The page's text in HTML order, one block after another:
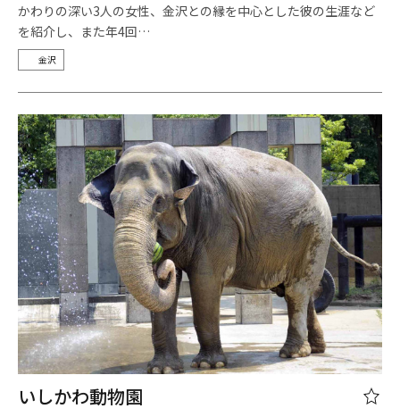
かわりの深い3人の女性、金沢との縁を中心とした彼の生涯など
を紹介し、また年4回…
金沢
いしかわ動物園